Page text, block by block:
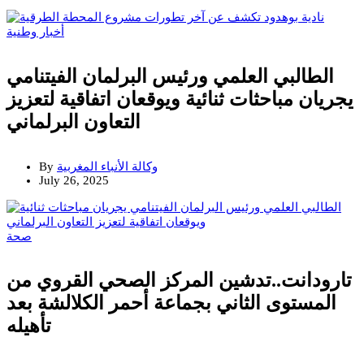
أخبار وطنية
الطالبي العلمي ورئيس البرلمان الفيتنامي
يجريان مباحثات ثنائية ويوقعان اتفاقية لتعزيز
التعاون البرلماني
By وكالة الأنباء المغربية
July 26, 2025
صحة
تارودانت..تدشين المركز الصحي القروي من
المستوى الثاني بجماعة أحمر الكلالشة بعد
تأهيله